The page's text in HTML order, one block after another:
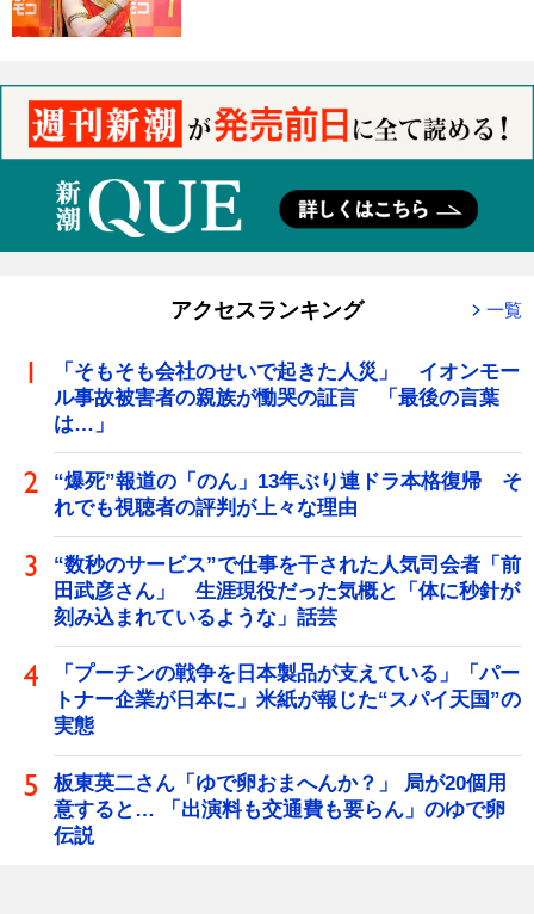
アクセスランキング 一覧
「そもそも会社のせいで起きた人災」 イオンモー
ル事故被害者の親族が慟哭の証言 「最後の言葉
は…」
“爆死”報道の「のん」13年ぶり連ドラ本格復帰 そ
れでも視聴者の評判が上々な理由
“数秒のサービス”で仕事を干された人気司会者「前
田武彦さん」 生涯現役だった気概と「体に秒針が
刻み込まれているような」話芸
「プーチンの戦争を日本製品が支えている」「パー
トナー企業が日本に」米紙が報じた“スパイ天国”の
実態
板東英二さん「ゆで卵おまへんか？」 局が20個用
意すると… 「出演料も交通費も要らん」のゆで卵
伝説